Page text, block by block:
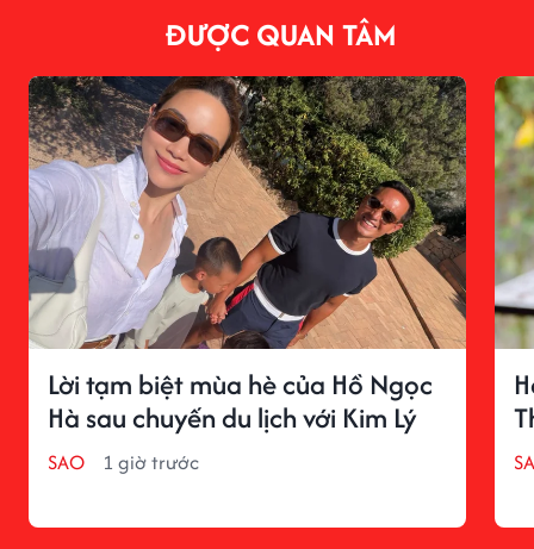
ĐƯỢC QUAN TÂM
Lời tạm biệt mùa hè của Hồ Ngọc
Hà sau chuyến du lịch với Kim Lý
SAO 1 giờ trước